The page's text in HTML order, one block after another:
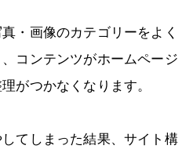
・画像のカテゴリーをよく
コンテンツがホームページ
がつかなくなります。
てしまった結果、サイト構